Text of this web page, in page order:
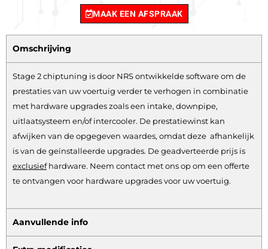
MAAK EEN AFSPRAAK
Omschrijving
Stage 2 chiptuning is door NRS ontwikkelde software om de
prestaties van uw voertuig verder te verhogen in combinatie
met hardware upgrades zoals een intake, downpipe,
uitlaatsysteem en/of intercooler. De prestatiewinst kan
afwijken van de opgegeven waardes, omdat deze afhankelijk
is van de geïnstalleerde upgrades. De geadverteerde prijs is
exclusiefhardware. Neem contact met ons op om een offerte
te ontvangen voor hardware upgrades voor uw voertuig.
Aanvullende info